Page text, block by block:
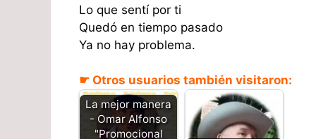
Lo que sentí por ti
Quedó en tiempo pasado
Ya no hay problema.
☛ Otros usuarios también visitaron:
La mejor manera
- Omar Alfonso
"Promocional